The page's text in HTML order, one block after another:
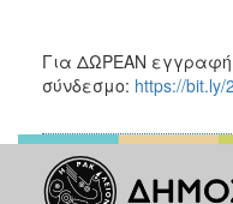
Για ΔΩΡΕΑΝ εγγραφή
σύνδεσμο: https://bit.ly/